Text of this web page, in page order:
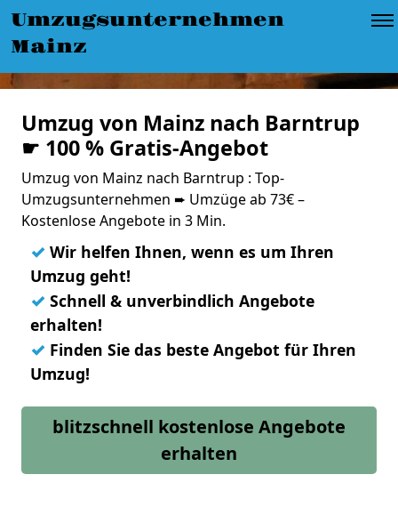
Umzugsunternehmen
Mainz
Umzug von Mainz nach Barntrup
☛ 100 % Gratis-Angebot
Umzug von Mainz nach Barntrup : Top-
Umzugsunternehmen ➨ Umzüge ab 73€ –
Kostenlose Angebote in 3 Min.
✓ Wir helfen Ihnen, wenn es um Ihren
Umzug geht!
✓ Schnell & unverbindlich Angebote
erhalten!
✓ Finden Sie das beste Angebot für Ihren
Umzug!
blitzschnell kostenlose Angebote
erhalten